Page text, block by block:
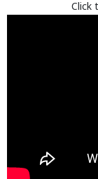
Click